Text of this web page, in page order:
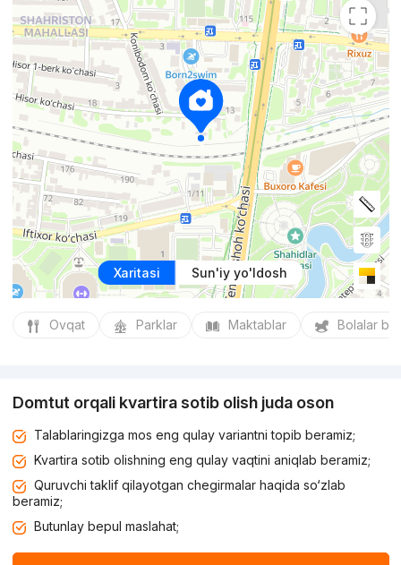
Xaritasi Sun'iy yo'ldosh
Ovqat Parklar Maktablar Bolalar
Domtut orqali kvartira sotib olish juda oson
Talablaringizga mos eng qulay variantni topib beramiz;
Kvartira sotib olishning eng qulay vaqtini aniqlab beramiz;
Quruvchi taklif qilayotgan chegirmalar haqida so‘zlab
beramiz;
Butunlay bepul maslahat;